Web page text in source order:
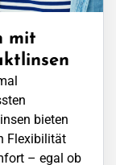
mit
bieten
Flexibilität
– egal ob